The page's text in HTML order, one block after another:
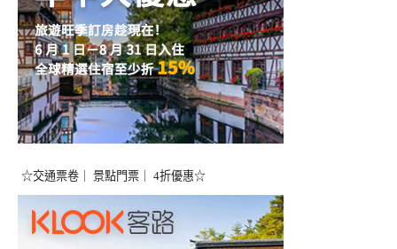
☆交通票卷｜ 景點門票｜ 4折優惠☆